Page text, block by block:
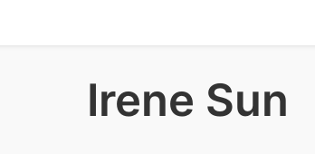
Irene Sun